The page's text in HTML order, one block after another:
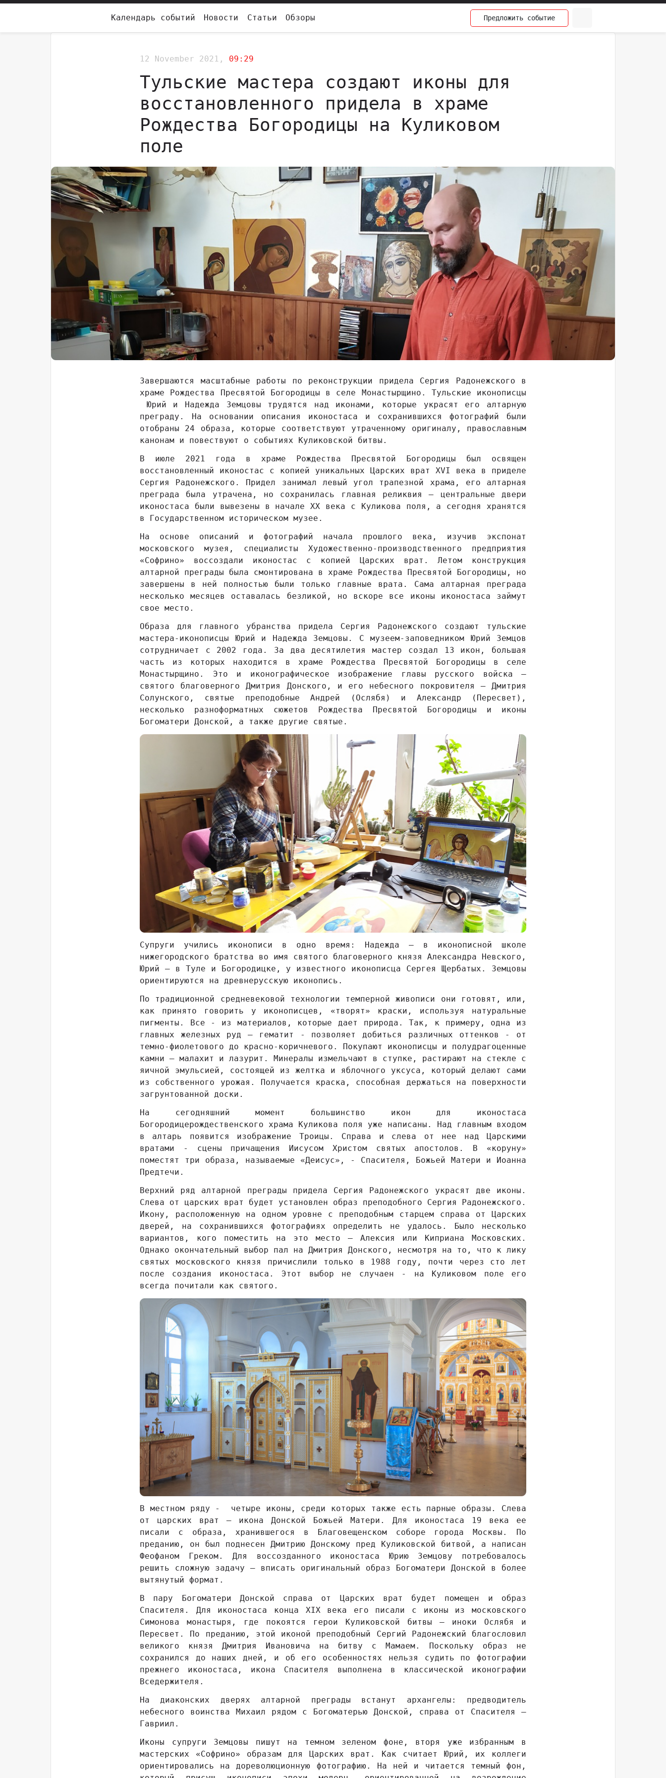
Календарь событий Новости Статьи Обзоры Предложитьсобытие
12 November 2021, 09:29
Тульские мастера создают иконы для
восстановленного придела в храме
Рождества Богородицы на Куликовом
поле
Завершаются масштабные работы по реконструкции придела Сергия Радонежского в
храме Рождества Пресвятой Богородицы в селе Монастырщино. Тульские иконописцы
Юрий и Надежда Земцовы трудятся над иконами, которые украсят его алтарную
преграду. На основании описания иконостаса и сохранившихся фотографий были
отобраны 24 образа, которые соответствуют утраченному оригиналу, православным
канонам и повествуют о событиях Куликовской битвы.
В июле 2021 года в храме Рождества Пресвятой Богородицы был освящен
восстановленный иконостас с копией уникальных Царских врат XVI века в приделе
Сергия Радонежского. Придел занимал левый угол трапезной храма, его алтарная
преграда была утрачена, но сохранилась главная реликвия – центральные двери
иконостаса были вывезены в начале XX века с Куликова поля, а сегодня хранятся
в Государственном историческом музее.
На основе описаний и фотографий начала прошлого века, изучив экспонат
московского музея, специалисты Художественно-производственного предприятия
«Софрино» воссоздали иконостас с копией Царских врат. Летом конструкция
алтарной преграды была смонтирована в храме Рождества Пресвятой Богородицы, но
завершены в ней полностью были только главные врата. Сама алтарная преграда
несколько месяцев оставалась безликой, но вскоре все иконы иконостаса займут
свое место.
Образа для главного убранства придела Сергия Радонежского создают тульские
мастера-иконописцы Юрий и Надежда Земцовы. С музеем-заповедником Юрий Земцов
сотрудничает с 2002 года. За два десятилетия мастер создал 13 икон, большая
часть из которых находится в храме Рождества Пресвятой Богородицы в селе
Монастырщино. Это и иконографическое изображение главы русского войска –
святого благоверного Дмитрия Донского, и его небесного покровителя – Дмитрия
Солунского, святые преподобные Андрей (Ослябя) и Александр (Пересвет),
несколько разноформатных сюжетов Рождества Пресвятой Богородицы и иконы
Богоматери Донской, а также другие святые.
Супруги учились иконописи в одно время: Надежда – в иконописной школе
нижегородского братства во имя святого благоверного князя Александра Невского,
Юрий – в Туле и Богородицке, у известного иконописца Сергея Щербатых. Земцовы
ориентируются на древнерусскую иконопись.
По традиционной средневековой технологии темперной живописи они готовят, или,
как принято говорить у иконописцев, «творят» краски, используя натуральные
пигменты. Все - из материалов, которые дает природа. Так, к примеру, одна из
главных железных руд – гематит - позволяет добиться различных оттенков - от
темно-фиолетового до красно-коричневого. Покупают иконописцы и полудрагоценные
камни – малахит и лазурит. Минералы измельчают в ступке, растирают на стекле с
яичной эмульсией, состоящей из желтка и яблочного уксуса, который делают сами
из собственного урожая. Получается краска, способная держаться на поверхности
загрунтованной доски.
На сегодняшний момент большинство икон для иконостаса
Богородицерождественского храма Куликова поля уже написаны. Над главным входом
в алтарь появится изображение Троицы. Справа и слева от нее над Царскими
вратами - сцены причащения Иисусом Христом святых апостолов. В «коруну»
поместят три образа, называемые «Деисус», - Спасителя, Божьей Матери и Иоанна
Предтечи.
Верхний ряд алтарной преграды придела Сергия Радонежского украсят две иконы.
Слева от царских врат будет установлен образ преподобного Сергия Радонежского.
Икону, расположенную на одном уровне с преподобным старцем справа от Царских
дверей, на сохранившихся фотографиях определить не удалось. Было несколько
вариантов, кого поместить на это место – Алексия или Киприана Московских.
Однако окончательный выбор пал на Дмитрия Донского, несмотря на то, что к лику
святых московского князя причислили только в 1988 году, почти через сто лет
после создания иконостаса. Этот выбор не случаен - на Куликовом поле его
всегда почитали как святого.
В местном ряду - четыре иконы, среди которых также есть парные образы. Слева
от царских врат – икона Донской Божьей Матери. Для иконостаса 19 века ее
писали с образа, хранившегося в Благовещенском соборе города Москвы. По
преданию, он был поднесен Дмитрию Донскому пред Куликовской битвой, а написан
Феофаном Греком. Для воссозданного иконостаса Юрию Земцову потребовалось
решить сложную задачу – вписать оригинальный образ Богоматери Донской в более
вытянутый формат.
В пару Богоматери Донской справа от Царских врат будет помещен и образ
Спасителя. Для иконостаса конца XIX века его писали с иконы из московского
Симонова монастыря, где покоятся герои Куликовской битвы – иноки Ослябя и
Пересвет. По преданию, этой иконой преподобный Сергий Радонежский благословил
великого князя Дмитрия Ивановича на битву с Мамаем. Поскольку образ не
сохранился до наших дней, и об его особенностях нельзя судить по фотографии
прежнего иконостаса, икона Спасителя выполнена в классической иконографии
Вседержителя.
На диаконских дверях алтарной преграды встанут архангелы: предводитель
небесного воинства Михаил рядом с Богоматерью Донской, справа от Спасителя –
Гавриил.
Иконы супруги Земцовы пишут на темном зеленом фоне, вторя уже избранным в
мастерских «Софрино» образам для Царских врат. Как считает Юрий, их коллеги
ориентировались на дореволюционную фотографию. На ней и читается темный фон,